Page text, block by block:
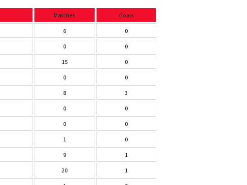
Matches Goals
6 0
0 0
15 0
0 0
8 3
0 0
0 0
1 0
9 1
20 1